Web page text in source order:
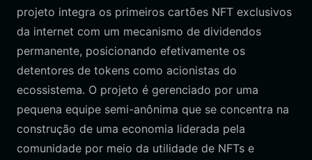
projeto integra os primeiros cartões NFT exclusivos
da internet com um mecanismo de dividendos
permanente, posicionando efetivamente os
detentores de tokens como acionistas do
ecossistema. O projeto é gerenciado por uma
pequena equipe semi-anônima que se concentra na
construção de uma economia liderada pela
comunidade por meio da utilidade de NFTs e